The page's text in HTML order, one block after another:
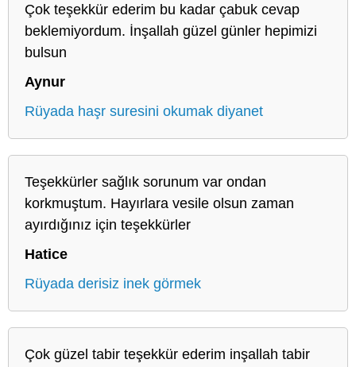
Çok teşekkür ederim bu kadar çabuk cevap
beklemiyordum. İnşallah güzel günler hepimizi
bulsun
Aynur
Rüyada haşr suresini okumak diyanet
Teşekkürler sağlık sorunum var ondan
korkmuştum. Hayırlara vesile olsun zaman
ayırdığınız için teşekkürler
Hatice
Rüyada derisiz inek görmek
Çok güzel tabir teşekkür ederim inşallah tabir